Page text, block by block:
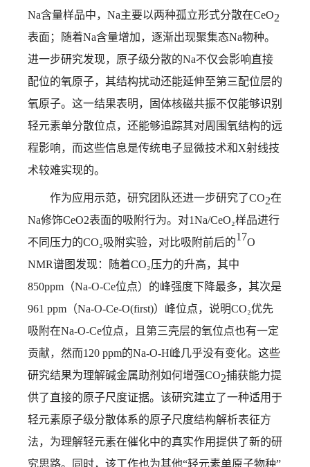
Na含量样品中， Na主要以两种孤立形式分散在CeO2
表面；随着Na含量增加，逐渐出现聚集态Na物种。
进一步研究发现，原子级分散的Na不仅会影响直接
配位的氧原子，其结构扰动还能延伸至第三配位层的
氧原子。这一结果表明，固体核磁共振不仅能够识别
轻元素单分散位点，还能够追踪其对周围氧结构的远
程影响，而这些信息是传统电子显微技术和X射线技
术较难实现的。
作为应用示范，研究团队还进一步研究了CO2在
Na修饰CeO2表面的吸附行为。对1Na/CeO₂样品进行
不同压力的CO₂吸附实验，对比吸附前后的17O
NMR谱图发现：随着CO₂压力的升高，其中
850ppm （Na-O-Ce位点）的峰强度下降最多，其次是
961 ppm （Na-O-Ce-O(first)）峰位点，说明CO₂优先
吸附在Na-O-Ce位点，且第三壳层的氧位点也有一定
贡献，然而120 ppm的Na-O-H峰几乎没有变化。这些
研究结果为理解碱金属助剂如何增强CO2捕获能力提
供了直接的原子尺度证据。该研究建立了一种适用于
轻元素原子级分散体系的原子尺度结构解析表征方
法，为理解轻元素在催化中的真实作用提供了新的研
究思路。同时，该工作也为其他“轻元素单原子物种”